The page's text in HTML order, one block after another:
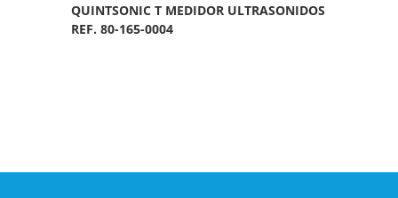
QUINTSONIC T MEDIDOR ULTRASONIDOS
REF. 80-165-0004